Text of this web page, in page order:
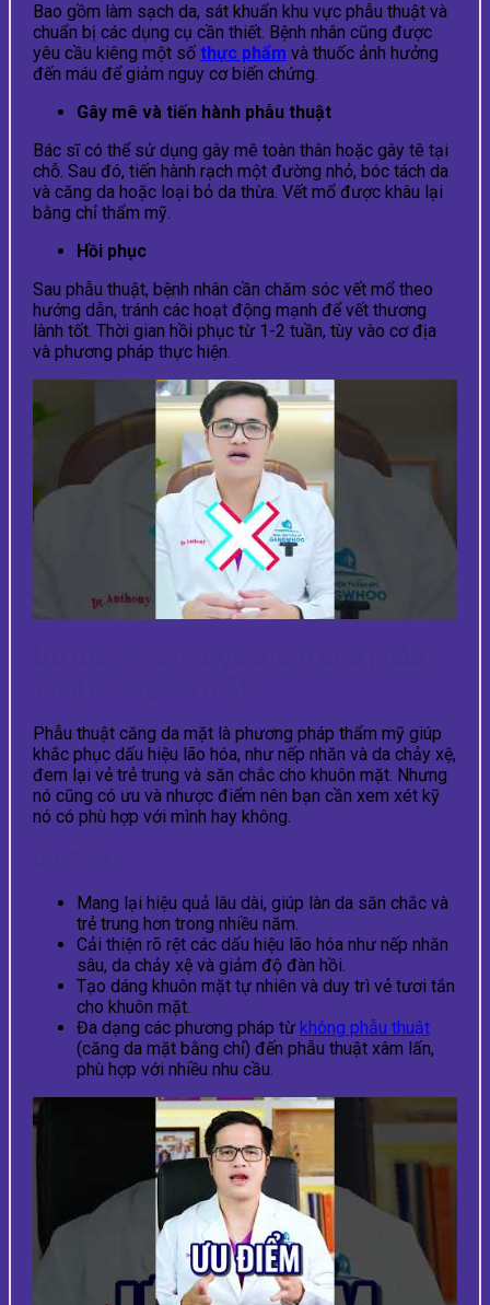
Bao gồm làm sạch da, sát khuẩn khu vực phẫu thuật và
chuẩn bị các dụng cụ cần thiết. Bệnh nhân cũng được
yêu cầu kiêng một số thực phẩm và thuốc ảnh hưởng
đến máu để giảm nguy cơ biến chứng.
Gây mê và tiến hành phẫu thuật
Bác sĩ có thể sử dụng gây mê toàn thân hoặc gây tê tại
chỗ. Sau đó, tiến hành rạch một đường nhỏ, bóc tách da
và căng da hoặc loại bỏ da thừa. Vết mổ được khâu lại
bằng chỉ thẩm mỹ.
Hồi phục
Sau phẫu thuật, bệnh nhân cần chăm sóc vết mổ theo
hướng dẫn, tránh các hoạt động mạnh để vết thương
lành tốt. Thời gian hồi phục từ 1-2 tuần, tùy vào cơ địa
và phương pháp thực hiện.
Phẫu thuật căng da mặt là phương pháp thẩm mỹ giúp
khắc phục dấu hiệu lão hóa, như nếp nhăn và da chảy xệ,
đem lại vẻ trẻ trung và săn chắc cho khuôn mặt. Nhưng
nó cũng có ưu và nhược điểm nên bạn cần xem xét kỹ
nó có phù hợp với mình hay không.
Mang lại hiệu quả lâu dài, giúp làn da săn chắc và
trẻ trung hơn trong nhiều năm.
Cải thiện rõ rệt các dấu hiệu lão hóa như nếp nhăn
sâu, da chảy xệ và giảm độ đàn hồi.
Tạo dáng khuôn mặt tự nhiên và duy trì vẻ tươi tắn
cho khuôn mặt.
Đa dạng các phương pháp từ không phẫu thuật
(căng da mặt bằng chỉ) đến phẫu thuật xâm lấn,
phù hợp với nhiều nhu cầu.